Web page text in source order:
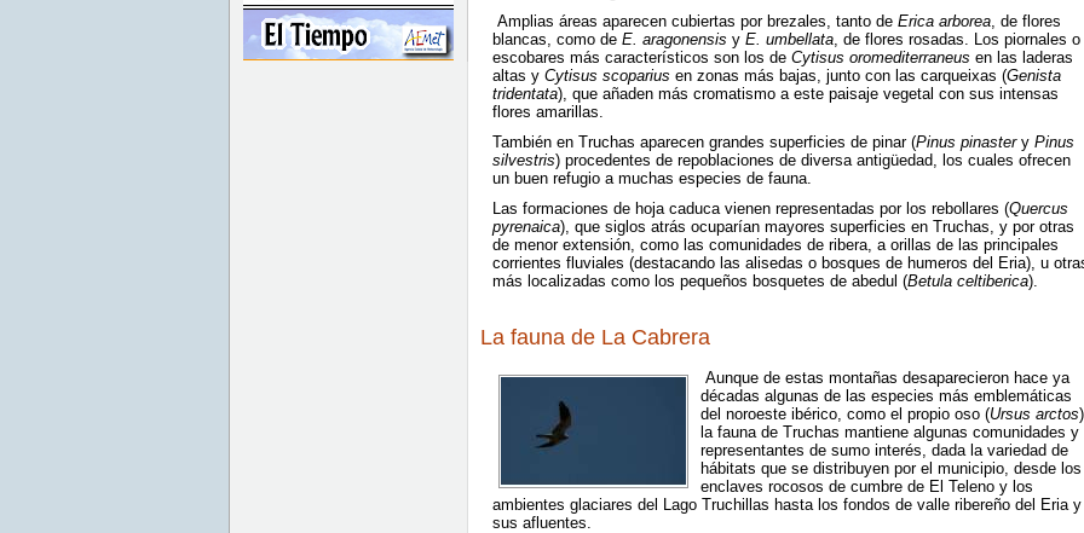
Amplias áreas aparecen cubiertas por brezales, tanto de Erica arborea, de flores
blancas, como de E. aragonensis y E. umbellata, de flores rosadas. Los piornales o
escobares más característicos son los de Cytisus oromediterraneus en las laderas
altas y Cytisus scoparius en zonas más bajas, junto con las carqueixas (Genista
tridentata), que añaden más cromatismo a este paisaje vegetal con sus intensas
flores amarillas.
También en Truchas aparecen grandes superficies de pinar (Pinus pinastery Pinus
silvestris) procedentes de repoblaciones de diversa antigüedad, los cuales ofrecen
un buen refugio a muchas especies de fauna.
Las formaciones de hoja caduca vienen representadas por los rebollares (Quercus
pyrenaica), que siglos atrás ocuparían mayores superficies en Truchas, y por otras
de menor extensión, como las comunidades de ribera, a orillas de las principales
corrientes fluviales (destacando las alisedas o bosques de humeros del Eria), u
más localizadas como los pequeños bosquetes de abedul (Betula celtiberica).
La fauna de La Cabrera
Aunque de estas montañas desaparecieron hace ya
décadas algunas de las especies más emblemáticas
del noroeste ibérico, como el propio oso (Ursus arctos
la fauna de Truchas mantiene algunas comunidades y
representantes de sumo interés, dada la variedad de
hábitats que se distribuyen por el municipio, desde los
enclaves rocosos de cumbre de El Teleno y los
ambientes glaciares del Lago Truchillas hasta los fondos de valle ribereño del Eria y
sus afluentes.